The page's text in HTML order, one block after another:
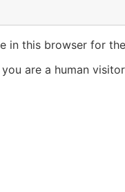
in this browser for
are a human